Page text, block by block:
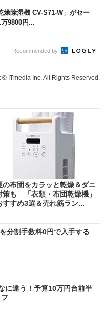
燥除湿機 CV-S71-W」がセー
9800円...
Recommended by
ITmedia Inc. All Rights Reserved.
の布団をカラッと乾燥＆ダニ
策も 「衣類・布団乾燥機」
すすめ3選＆売れ筋ラン...
分割手数料0円で入手する
に違う！予算10万円台前半